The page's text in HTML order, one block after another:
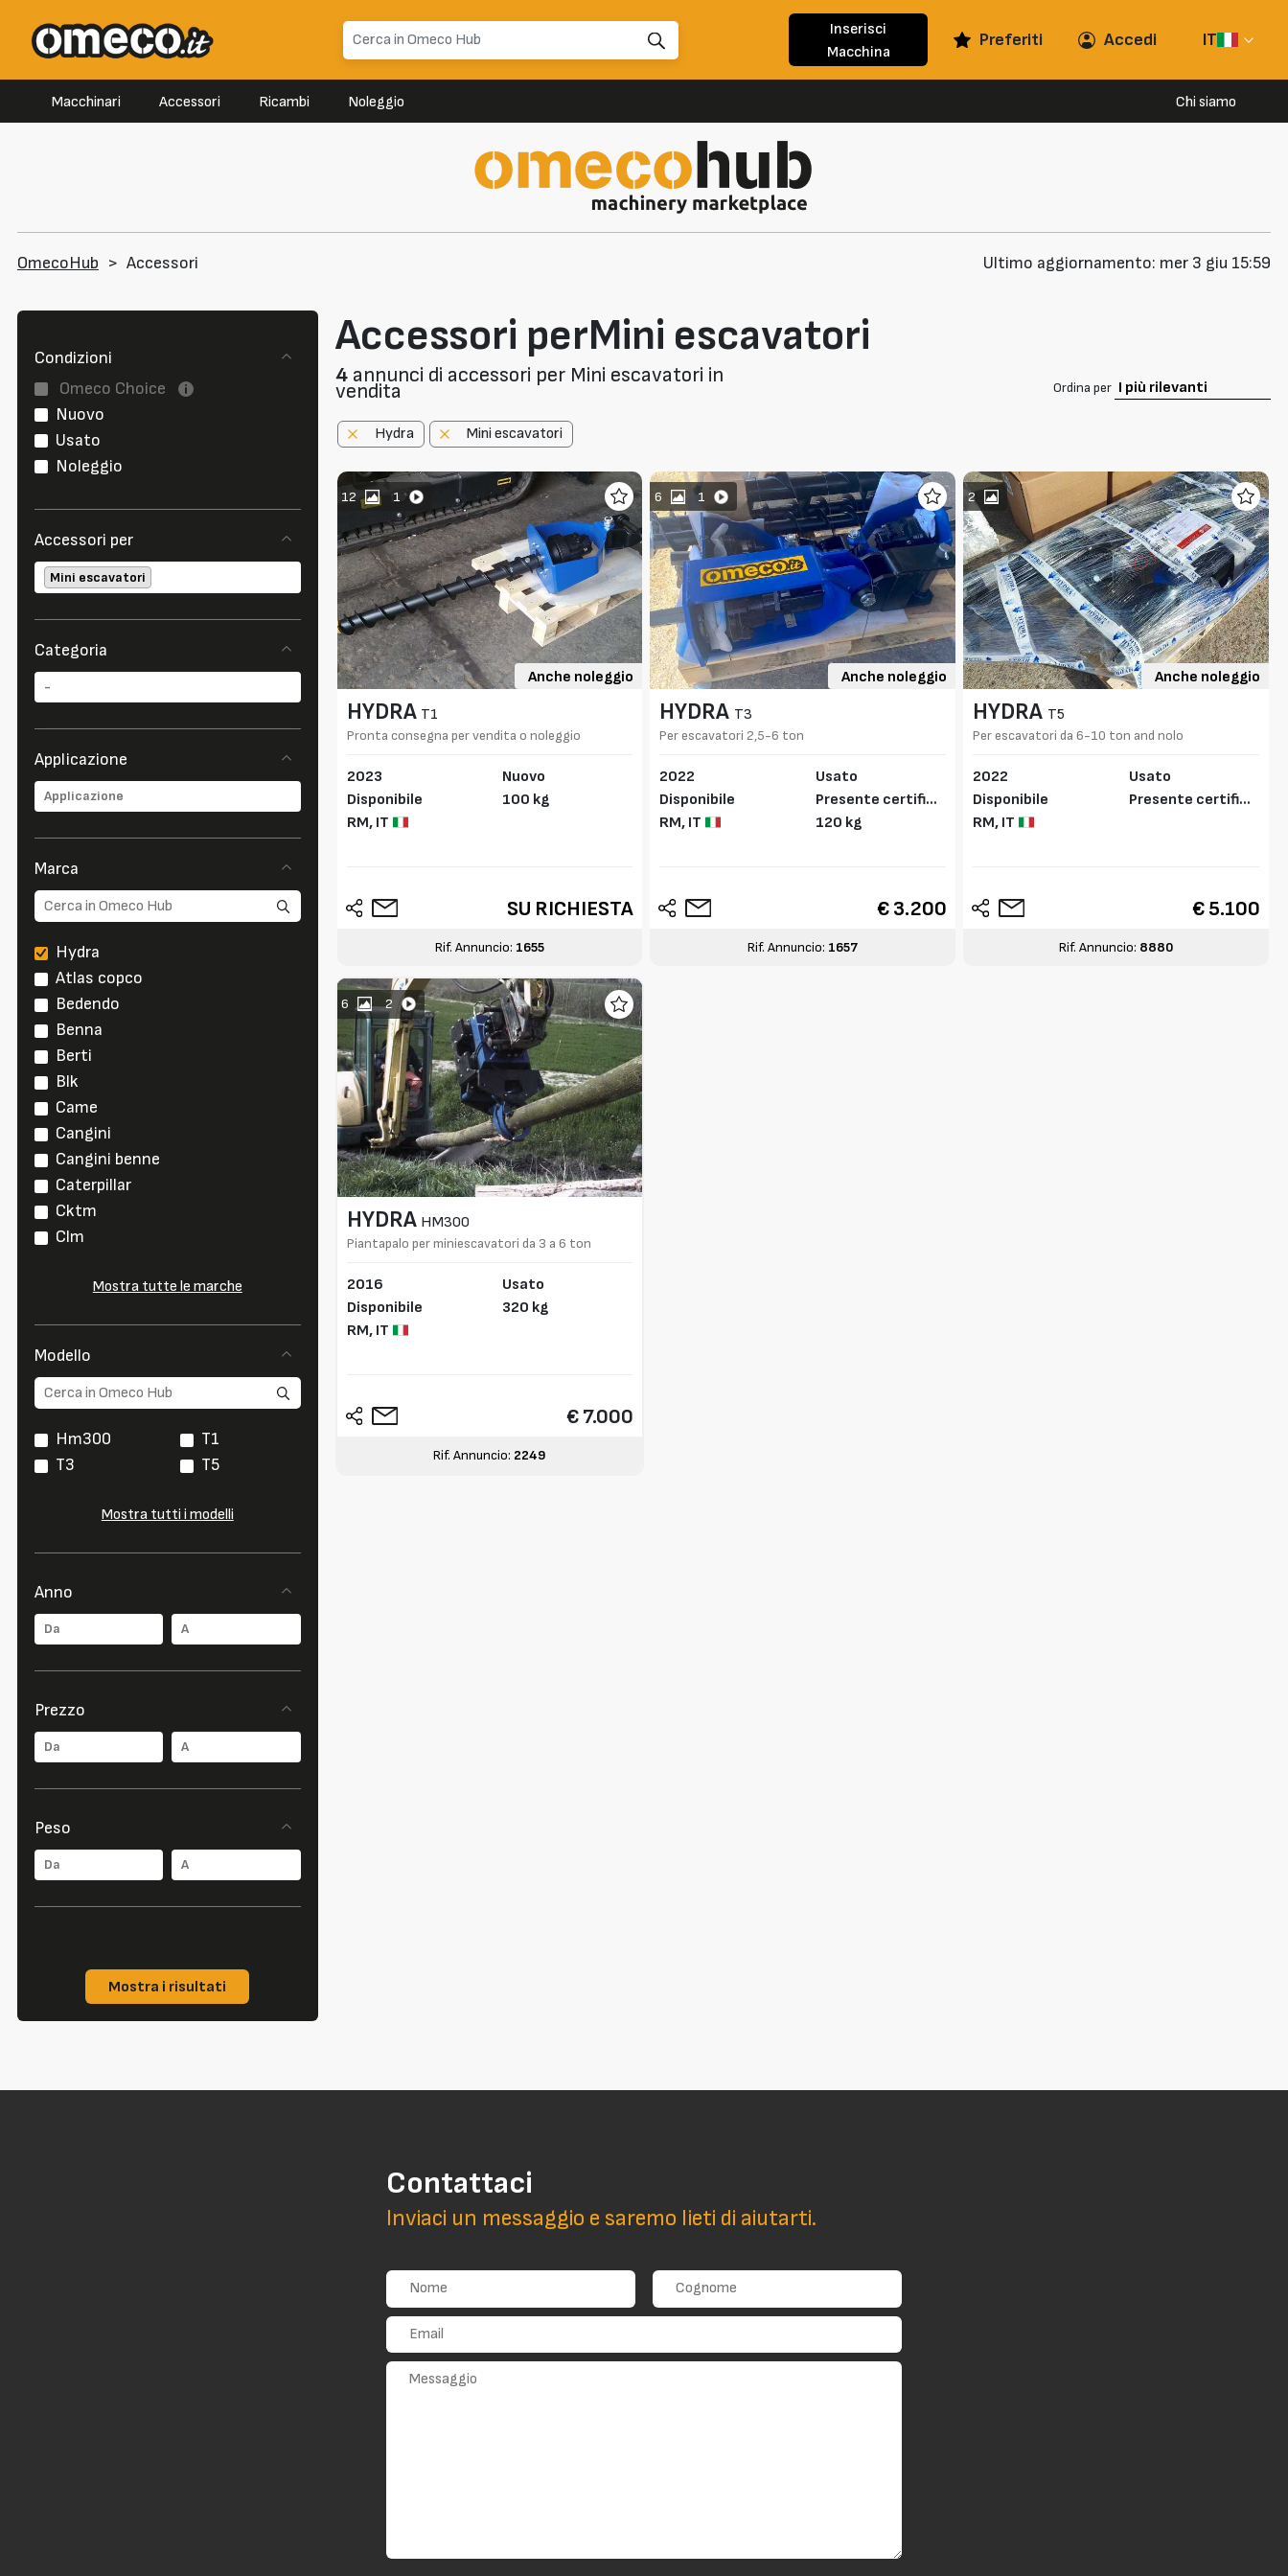
Inserisci
Macchina
Preferiti Accedi IT
Macchinari Accessori Ricambi Noleggio Chi siamo
OmecoHub > Accessori Ultimo aggiornamento: mer 3 giu 15:59
Condizioni
Omeco Choice
Nuovo
Usato
Noleggio
Accessori per
Mini escavatori
Categoria
Applicazione
Marca
Hydra
Atlas copco
Bedendo
Benna
Berti
Blk
Came
Cangini
Cangini benne
Caterpillar
Cktm
Clm
Mostra tutte le marche
Modello
Hm300
T1
T3
T5
Mostra tutti i modelli
Anno
Prezzo
Peso
Mostra i risultati
Accessori perMini escavatori
4annunci di accessori per Mini escavatori in
vendita Ordina per
Hydra Mini escavatori
12 1
Anche noleggio
HYDRA T1
Pronta consegna per vendita o noleggio
2023
Disponibile
RM,IT
Nuovo
100 kg
SU RICHIESTA
Rif. Annuncio: 1655
6 1
Anche noleggio
HYDRA T3
Per escavatori 2,5-6 ton
2022
Disponibile
RM, IT
Usato
Presente certifica
to CE
120 kg
€ 3.200
Rif. Annuncio: 1657
2
Anche noleggio
HYDRA T5
Per escavatori da 6-10 ton and nolo
2022
Disponibile
RM, IT
Usato
Presente certifica
€ 5.100
Rif. Annuncio: 8880
6 2
HYDRA HM300
Piantapalo per miniescavatori da 3 a 6 ton
2016
Disponibile
RM,IT
Usato
320 kg
€ 7.000
Rif. Annuncio: 2249
Contattaci
Inviaci un messaggio e saremo lieti di aiutarti.